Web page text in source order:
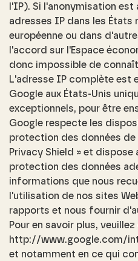
l'IP). Si l'anonymisation
adresses IP dans les États
européenne ou dans
l'accord sur l'Espace
donc impossible de
L'adresse IP complète est
Google aux États-Unis
exceptionnels, pour être
Google respecte les
protection des données de
Privacy Shield » et dispose
protection des données
informations que nous
l'utilisation de nos sites
rapports et nous fournir
Pour en savoir plus,
http://www.google.com/
et notamment en ce qui